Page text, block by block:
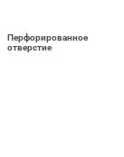
Перфорированное
отверстие